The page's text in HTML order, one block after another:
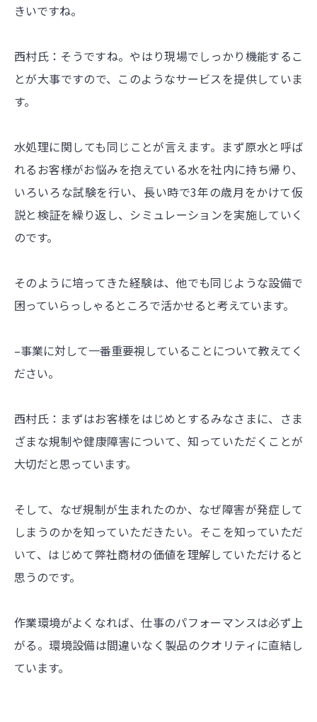
きいですね。
西村氏：そうですね。やはり現場でしっかり機能するこ
とが大事ですので、このようなサービスを提供していま
す。
水処理に関しても同じことが言えます。まず原水と呼ば
れるお客様がお悩みを抱えている水を社内に持ち帰り、
いろいろな試験を行い、長い時で3年の歳月をかけて仮
説と検証を繰り返し、シミュレーションを実施していく
のです。
そのように培ってきた経験は、他でも同じような設備で
困っていらっしゃるところで活かせると考えています。
–事業に対して一番重要視していることについて教えてく
ださい。
西村氏：まずはお客様をはじめとするみなさまに、さま
ざまな規制や健康障害について、知っていただくことが
大切だと思っています。
そして、なぜ規制が生まれたのか、なぜ障害が発症して
しまうのかを知っていただきたい。そこを知っていただ
いて、はじめて弊社商材の価値を理解していただけると
思うのです。
作業環境がよくなれば、仕事のパフォーマンスは必ず上
がる。環境設備は間違いなく製品のクオリティに直結し
ています。